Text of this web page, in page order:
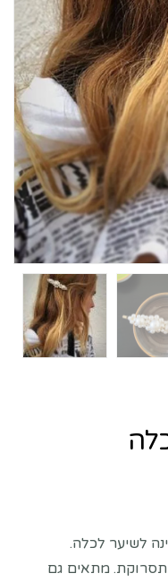
לשיער לכלה.
תסרוקת. מתאים גם